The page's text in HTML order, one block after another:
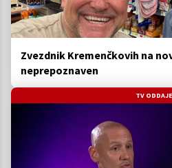
Zvezdnik Kremenčkovih na
neprepoznaven
TV ODDAJE